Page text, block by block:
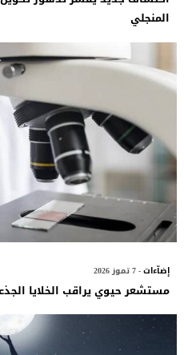
المنجلي
إضآءات- 7 تموز 2026
مستشعر حيوي يراقب الخلايا